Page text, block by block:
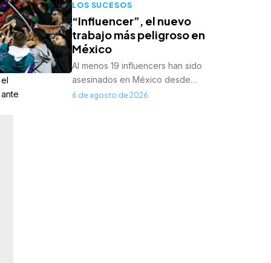
LOS SUCESOS
“Influencer”, el nuevo
trabajo más peligroso en
México
Al menos 19 influencers han sido
asesinados en México desde…
6 de agosto de 2026